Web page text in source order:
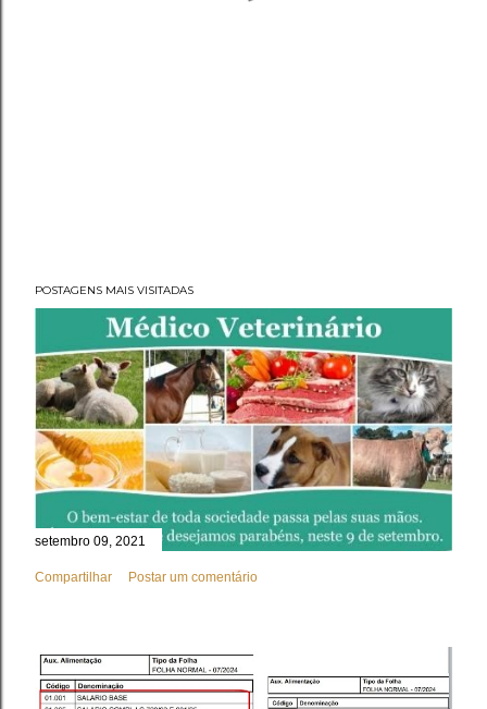
POSTAGENS MAIS VISITADAS
setembro 09, 2021
Compartilhar Postar um comentário